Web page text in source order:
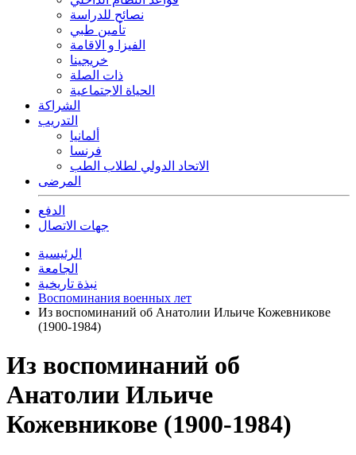
نصائح للدراسة
تأمين طبي
الفيزا و الاقامة
خريجينا
ذات الصلة
الحياة الاجتماعية
الشراكة
التدريب
ألمانيا
فرنسا
الاتحاد الدولي لطلاب الطب
المرضى
الدفع
جهات الاتصال
الرئيسية
الجامعة
نبذة تاريخية
Воспоминания военных лет
Из воспоминаний об Анатолии Ильиче Кожевникове
(1900-1984)
Из воспоминаний об
Анатолии Ильиче
Кожевникове (1900-1984)